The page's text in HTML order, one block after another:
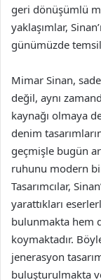
geri dönüşümlü
yaklaşımlar,
günümüzde temsil
Mimar Sinan,
değil, aynı
kaynağı olmaya
denim
geçmişle bugün
ruhunu modern
Tasarımcılar,
yarattıkları
bulunmakta hem
koymaktadır.
jenerasyon
buluşturulmakta